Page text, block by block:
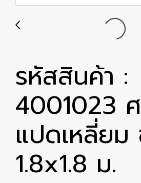
รหัสสินค้า :
4001023
แปดเหลี่ยม
1.8x1.8 ม.